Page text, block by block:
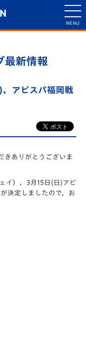
最新情報
アビスパ福岡戦
きありがとうございま
イ）、3月15日(日)アビ
決定しましたので、お